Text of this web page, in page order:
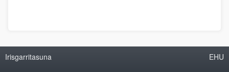
Irisgarritasuna EHU